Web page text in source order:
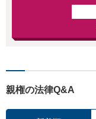
親権の法律Q&A